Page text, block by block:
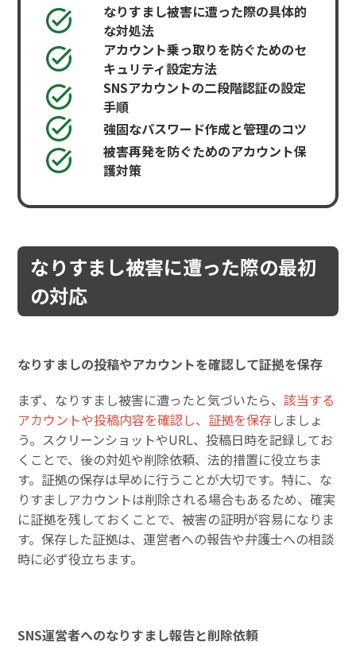
なりすまし被害に遭った際の具体的
な対処法
アカウント乗っ取りを防ぐためのセ
キュリティ設定方法
SNSアカウントの二段階認証の設定
手順
強固なパスワード作成と管理のコツ
被害再発を防ぐためのアカウント保
護対策
なりすまし被害に遭った際の最初
の対応
なりすましの投稿やアカウントを確認して証拠を保存
まず、なりすまし被害に遭ったと気づいたら、該当する
アカウントや投稿内容を確認し、証拠を保存しましょ
う。スクリーンショットやURL、投稿日時を記録してお
くことで、後の対処や削除依頼、法的措置に役立ちま
す。証拠の保存は早めに行うことが大切です。特に、な
りすましアカウントは削除される場合もあるため、確実
に証拠を残しておくことで、被害の証明が容易になりま
す。保存した証拠は、運営者への報告や弁護士への相談
時に必ず役立ちます。
SNS運営者へのなりすまし報告と削除依頼